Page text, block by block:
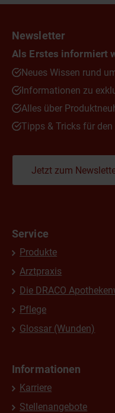
Newsletter
Als Erstes informiert
Neues Wissen rund
Informationen zu
Alles über
Tipps & Tricks für
Jetzt zum
Service
Produkte
Arztpraxis
Die DRACO
Pflege
Glossar (Wunden)
Informationen
Karriere
Stellenangebote